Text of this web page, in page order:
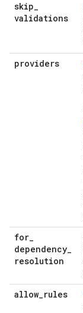
skip_
validations
providers
for_
dependency_
resolution
allow_rules